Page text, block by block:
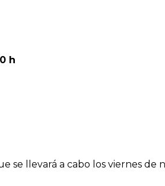
h
se llevará a cabo los viernes de